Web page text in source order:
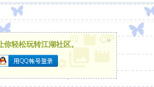
你轻松玩转江湖社区。 ×